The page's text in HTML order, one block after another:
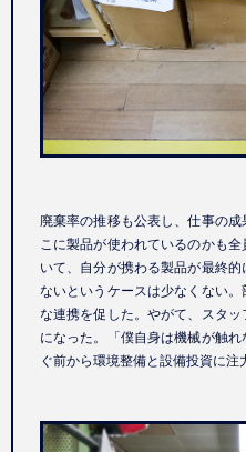
廃棄率の推移も公表し、仕事の
こに製品が使われているのかも
いて、自分が携わる製品が最終
ないというケースは少なくない
な連携を促した。やがて、スタ
になった。「僕自身は機械が触
ぐ前から環境整備と設備投資に注